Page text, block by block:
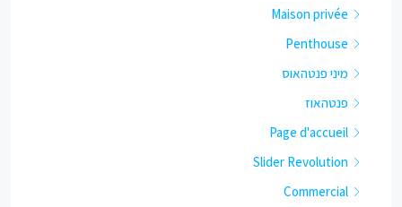
Maison privée
Penthouse
מיני פנטהאוס
פנטהאוז
Page d'accueil
Slider Revolution
Commercial